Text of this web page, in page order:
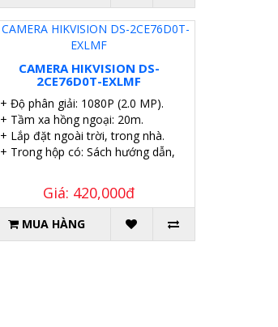
CAMERA HIKVISION DS-
2CE76D0T-EXLMF
+ Độ phân giải: 1080P (2.0 MP).
+ Tầm xa hồng ngoại: 20m.
+ Lắp đặt ngoài trời, trong nhà.
+ Trong hộp có: Sách hướng dẫn, Ốc vít tắc kê.
Giá: 420,000đ
MUA HÀNG